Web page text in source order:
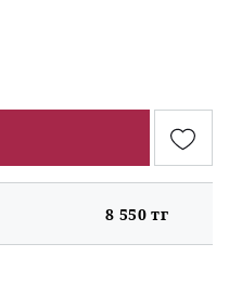
8 550 тг